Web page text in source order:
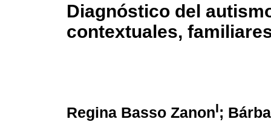
Diagnóstico del
contextuales,
Regina Basso ZanonI;